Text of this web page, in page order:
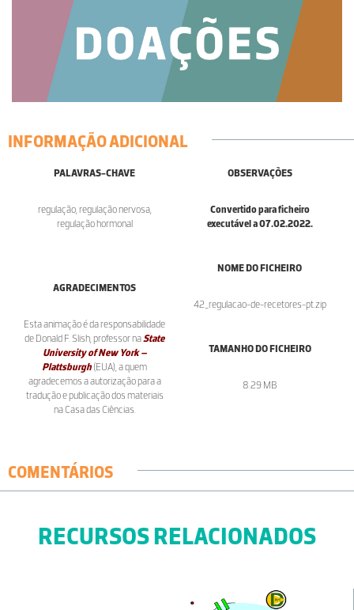
INFORMAÇÃO ADICIONAL
PALAVRAS-CHAVE
regulação, regulação nervosa,
regulação hormonal
OBSERVAÇÕES
Convertido para ficheiro
executável a 07.02.2022.
AGRADECIMENTOS
Esta animação é da responsabilidade
de Donald F. Slish, professor naState
University of New York –
Plattsburgh(EUA), a quem
agradecemos a autorização para a
tradução e publicação dos materiais
na Casa das Ciências.
NOME DO FICHEIRO
42_regulacao-de-recetores-pt.zip
TAMANHO DO FICHEIRO
8.29 MB
COMENTÁRIOS
RECURSOS RELACIONADOS